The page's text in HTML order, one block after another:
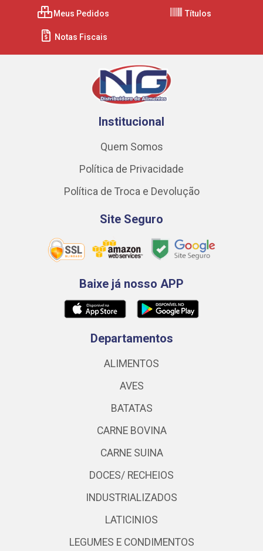
Meus Pedidos Títulos
Notas Fiscais
Institucional
Quem Somos
Política de Privacidade
Política de Troca e Devolução
Site Seguro
Baixe já nosso APP
Departamentos
ALIMENTOS
AVES
BATATAS
CARNE BOVINA
CARNE SUINA
DOCES/ RECHEIOS
INDUSTRIALIZADOS
LATICINIOS
LEGUMES E CONDIMENTOS